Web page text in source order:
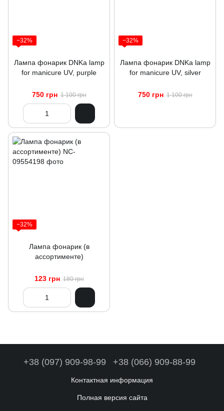
−32%
Лампа фонарик DNKa lamp
for manicure UV, purple
750 грн 1 100 грн
−32%
Лампа фонарик DNKa lamp
for manicure UV, silver
750 грн 1 100 грн
−32%
Лампа фонарик (в
ассортименте)
123 грн 180 грн
+38 (097) 909-98-99 +38 (066) 909-88-99
Контактная информация
Полная версия сайта